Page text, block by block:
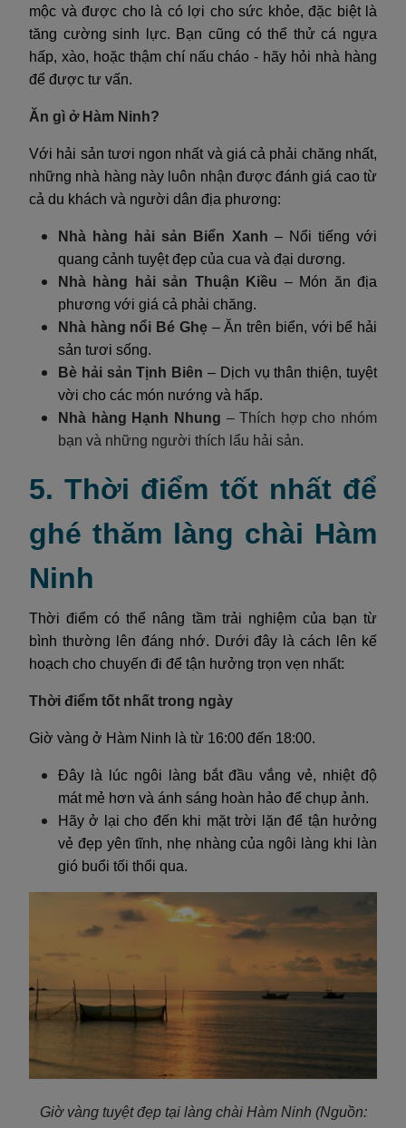
mộc và được cho là có lợi cho sức khỏe, đặc biệt là
tăng cường sinh lực. Bạn cũng có thể thử cá ngựa
hấp, xào, hoặc thậm chí nấu cháo - hãy hỏi nhà hàng
để được tư vấn.
Ăn gì ở Hàm Ninh?
Với hải sản tươi ngon nhất và giá cả phải chăng nhất,
những nhà hàng này luôn nhận được đánh giá cao từ
cả du khách và người dân địa phương:
Nhà hàng hải sản Biển Xanh – Nổi tiếng với
quang cảnh tuyệt đẹp của cua và đại dương.
Nhà hàng hải sản Thuận Kiều – Món ăn địa
phương với giá cả phải chăng.
Nhà hàng nổi Bé Ghẹ – Ăn trên biển, với bể hải
sản tươi sống.
Bè hải sản Tịnh Biên – Dịch vụ thân thiện, tuyệt
vời cho các món nướng và hấp.
Nhà hàng Hạnh Nhung – Thích hợp cho nhóm
bạn và những người thích lẩu hải sản.
5. Thời điểm tốt nhất để
ghé thăm làng chài Hàm
Ninh
Thời điểm có thể nâng tầm trải nghiệm của bạn từ
bình thường lên đáng nhớ. Dưới đây là cách lên kế
hoạch cho chuyến đi để tận hưởng trọn vẹn nhất:
Thời điểm tốt nhất trong ngày
Giờ vàng ở Hàm Ninh là từ 16:00 đến 18:00.
Đây là lúc ngôi làng bắt đầu vắng vẻ, nhiệt độ
mát mẻ hơn và ánh sáng hoàn hảo để chụp ảnh.
Hãy ở lại cho đến khi mặt trời lặn để tận hưởng
vẻ đẹp yên tĩnh, nhẹ nhàng của ngôi làng khi làn
gió buổi tối thổi qua.
Giờ vàng tuyệt đẹp tại làng chài Hàm Ninh (Nguồn: